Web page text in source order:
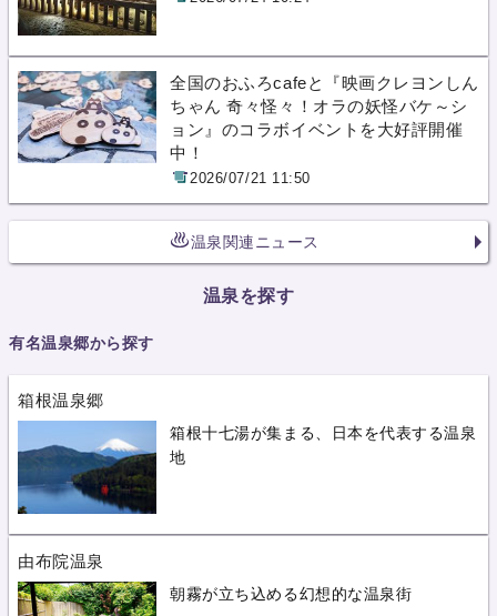
全国のおふろcafeと『映画クレヨンしん
ちゃん 奇々怪々！オラの妖怪バケ～シ
ョン』のコラボイベントを大好評開催
中！
2026/07/21 11:50
温泉関連ニュース
温泉を探す
有名温泉郷から探す
箱根温泉郷
箱根十七湯が集まる、日本を代表する温泉
地
由布院温泉
朝霧が立ち込める幻想的な温泉街